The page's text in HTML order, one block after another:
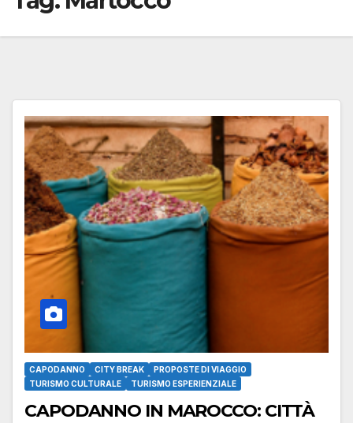
CAPODANNO CITY BREAK
PROPOSTE DI VIAGGIO
TURISMO CULTURALE
TURISMO ESPERIENZIALE
CAPODANNO IN MAROCCO: CITTÀ